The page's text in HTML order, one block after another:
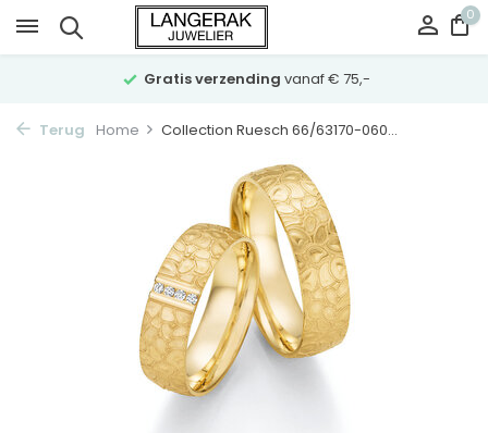
0
Gratis verzending vanaf € 75,-
Terug Home Collection Ruesch 66/63170-060...